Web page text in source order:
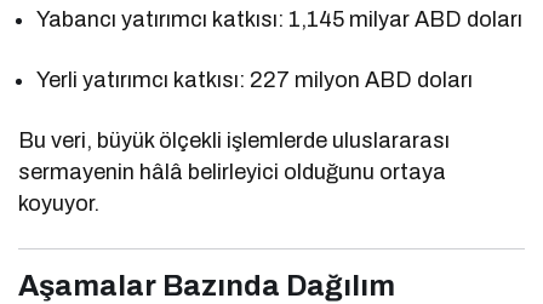
Yabancı yatırımcı katkısı: 1,145 milyar ABD doları
Yerli yatırımcı katkısı: 227 milyon ABD doları
Bu veri, büyük ölçekli işlemlerde uluslararası
sermayenin hâlâ belirleyici olduğunu ortaya
koyuyor.
Aşamalar Bazında Dağılım